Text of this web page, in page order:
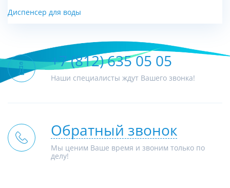
Диспенсер для воды
+7 (812) 635 05 05
Наши специалисты ждут Вашего звонка!
Обратный звонок
Мы ценим Ваше время и звоним только по
делу!